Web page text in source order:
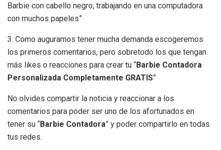
Barbie con cabello negro, trabajando en una computadora
con muchos papeles”
3. Como auguramos tener mucha demanda escogeremos
los primeros comentarios, pero sobretodo los que tengan
más likes o reacciones para crear tu “Barbie Contadora
Personalizada Completamente GRATIS”
No olvides compartir la noticia y reaccionar a los
comentarios para poder ser uno de los afortunados en
tener su “Barbie Contadora” y poder compartirlo en todas
tus redes.